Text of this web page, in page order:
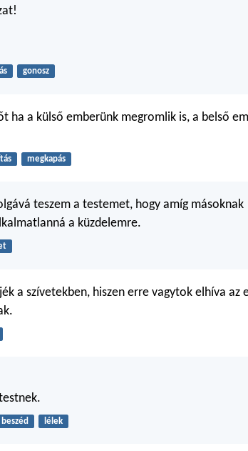
gonosz
ha a külső emberünk megromlik is, a belső
megkapás
teszem a testemet, hogy amíg másoknak
a küzdelemre.
a szívetekben, hiszen erre vagytok elhíva az
beszéd lélek